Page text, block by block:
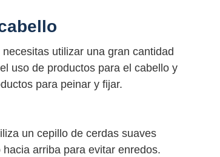
utilizar una gran cantidad
uso de productos para el cabello y
para peinar y fijar.
un cepillo de cerdas suaves
arriba para evitar enredos.